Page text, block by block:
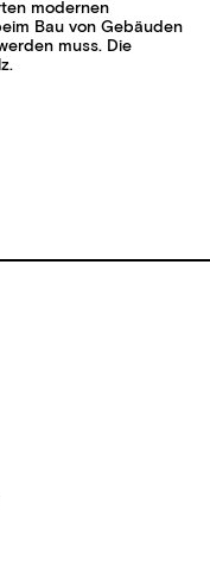
modernen
Bau von Gebäuden
muss. Die